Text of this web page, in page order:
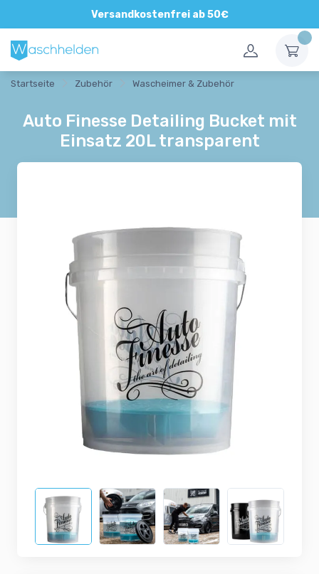
Versandkostenfrei ab 50€
Startseite Zubehör Wascheimer & Zubehör
Auto Finesse Detailing Bucket mit
Einsatz 20L transparent